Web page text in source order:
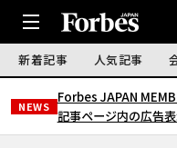
新着記事 人気記事
NEWS
Forbes JAPAN
記事ページ内の広告